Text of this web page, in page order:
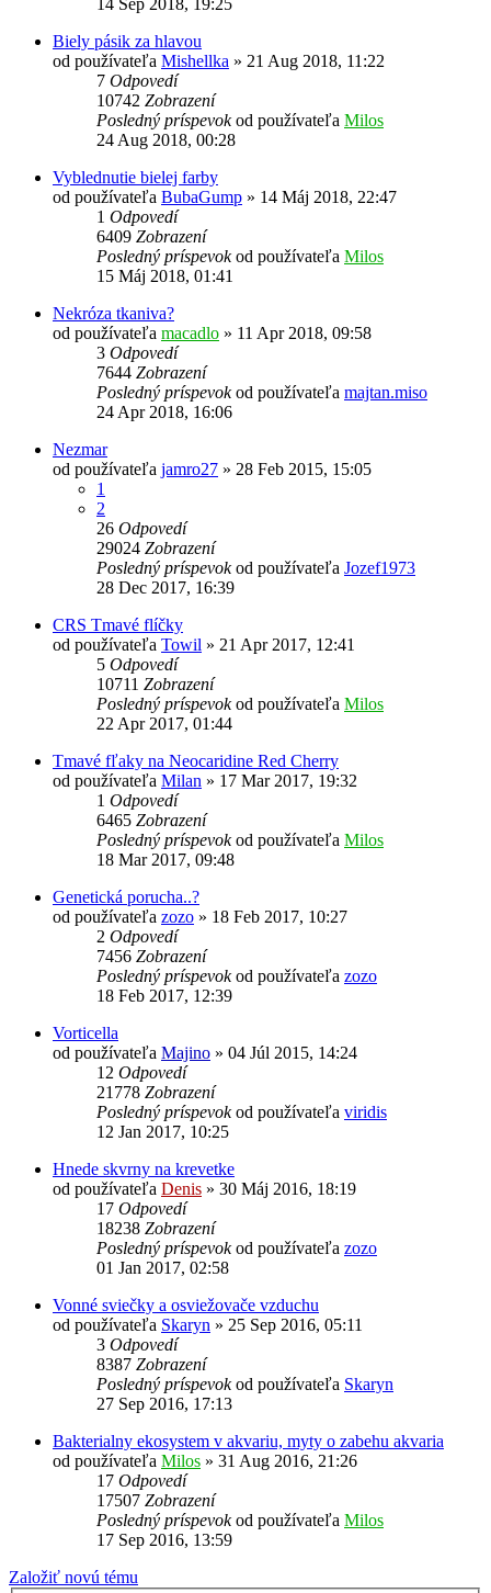
Biely pásik za hlavou
od používateľa Mishellka » 21 Aug 2018, 11:22
7 Odpovedí
10742 Zobrazení
Posledný príspevokod používateľa Milos
24 Aug 2018, 00:28
Vyblednutie bielej farby
od používateľa BubaGump » 14 Máj 2018, 22:47
1 Odpovedí
6409 Zobrazení
Posledný príspevokod používateľa Milos
15 Máj 2018, 01:41
Nekróza tkaniva?
od používateľa macadlo » 11 Apr 2018, 09:58
3 Odpovedí
7644 Zobrazení
Posledný príspevokod používateľa majtan.miso
24 Apr 2018, 16:06
Nezmar
od používateľa jamro27 » 28 Feb 2015, 15:05
1
2
26 Odpovedí
29024 Zobrazení
Posledný príspevokod používateľa Jozef1973
28 Dec 2017, 16:39
CRS Tmavé flíčky
od používateľa Towil » 21 Apr 2017, 12:41
5 Odpovedí
10711 Zobrazení
Posledný príspevokod používateľa Milos
22 Apr 2017, 01:44
Tmavé fľaky na Neocaridine Red Cherry
od používateľa Milan » 17 Mar 2017, 19:32
1 Odpovedí
6465 Zobrazení
Posledný príspevokod používateľa Milos
18 Mar 2017, 09:48
Genetická porucha..?
od používateľa zozo » 18 Feb 2017, 10:27
2 Odpovedí
7456 Zobrazení
Posledný príspevokod používateľa zozo
18 Feb 2017, 12:39
Vorticella
od používateľa Majino » 04 Júl 2015, 14:24
12 Odpovedí
21778 Zobrazení
Posledný príspevokod používateľa viridis
12 Jan 2017, 10:25
Hnede skvrny na krevetke
od používateľa Denis » 30 Máj 2016, 18:19
17 Odpovedí
18238 Zobrazení
Posledný príspevokod používateľa zozo
01 Jan 2017, 02:58
Vonné sviečky a osviežovače vzduchu
od používateľa Skaryn » 25 Sep 2016, 05:11
3 Odpovedí
8387 Zobrazení
Posledný príspevokod používateľa Skaryn
27 Sep 2016, 17:13
Bakterialny ekosystem v akvariu, myty o zabehu akvaria
od používateľa Milos » 31 Aug 2016, 21:26
17 Odpovedí
17507 Zobrazení
Posledný príspevokod používateľa Milos
17 Sep 2016, 13:59
Založiť novú tému